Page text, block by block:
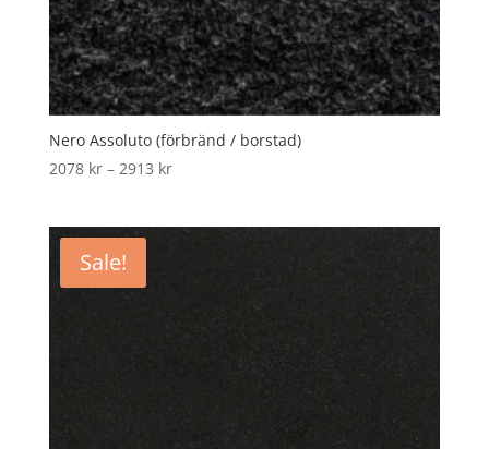
Nero Assoluto (förbränd / borstad)
2078 kr – 2913 krPrice
Sale!